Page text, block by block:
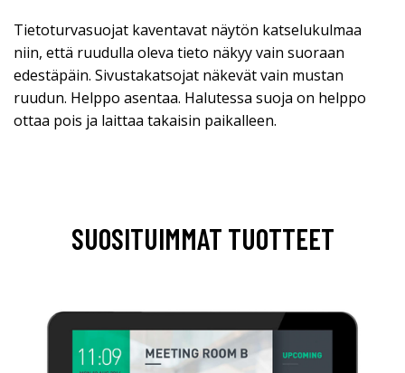
Tietoturvasuojat kaventavat näytön katselukulmaa
niin, että ruudulla oleva tieto näkyy vain suoraan
edestäpäin. Sivustakatsojat näkevät vain mustan
ruudun. Helppo asentaa. Halutessa suoja on helppo
ottaa pois ja laittaa takaisin paikalleen.
SUOSITUIMMAT TUOTTEET